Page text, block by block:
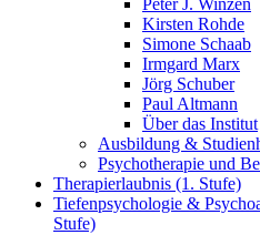
Peter J. Winzen
Kirsten Rohde
Simone Schaab
Irmgard Marx
Jörg Schuber
Paul Altmann
Über das Institut
Ausbildung &
Psychotherapie und
Therapierlaubnis (1. Stufe)
Tiefenpsychologie &
Stufe)